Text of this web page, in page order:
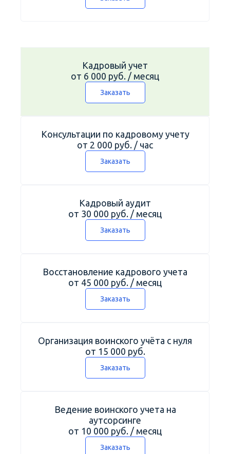
Кадровый учет
от 6 000 руб. / месяц
Заказать
Консультации по кадровому учету
от 2 000 руб. / час
Заказать
Кадровый аудит
от 30 000 руб. / месяц
Заказать
Восстановление кадрового учета
от 45 000 руб. / месяц
Заказать
Организация воинского учёта с нуля
от 15 000 руб.
Заказать
Ведение воинского учета на
аутсорсинге
от 10 000 руб. / месяц
Заказать